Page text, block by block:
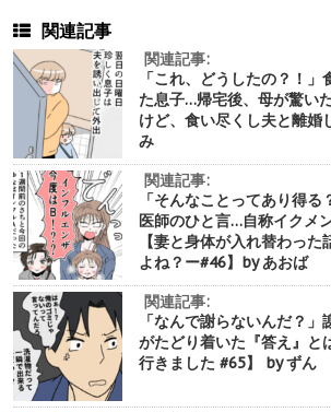
関連記事
関連記事:
「これ、どうしたの？！
た息子…帰宅後、母が驚い
けど、食い尽くし夫と離婚
み
関連記事:
「そんなことってあり得
医師のひと言…自称イクメ
【妻と身体が入れ替わっ
よね？ー#46】by あおば
関連記事:
「なんで謝らないんだ？
がたどり着いた『答え』と
行きました #65】 by ずん